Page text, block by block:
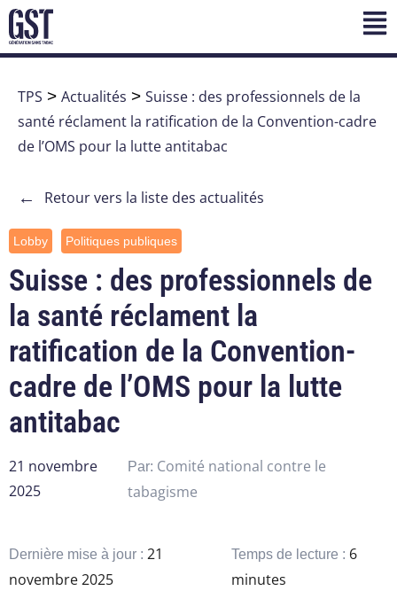
TPS > Actualités > Suisse : des professionnels de la
santé réclament la ratification de la Convention-cadre
de l’OMS pour la lutte antitabac
← Retour vers la liste des actualités
Lobby Politiques publiques
Suisse : des professionnels de
la santé réclament la
ratification de la Convention-
cadre de l’OMS pour la lutte
antitabac
21 novembre
2025
Par: Comité national contre le
tabagisme
Dernière mise à jour : 21
novembre 2025
Temps de lecture : 6
minutes